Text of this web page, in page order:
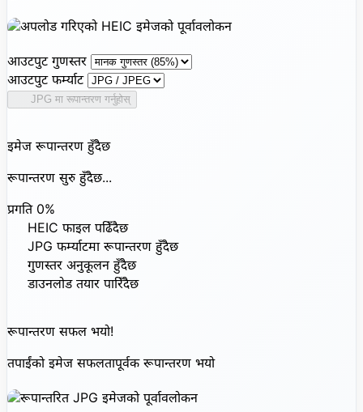
आउटपुट गुणस्तर
आउटपुट फर्म्याट
JPG मा रूपान्तरण गर्नुहोस्
इमेज रूपान्तरण हुँदैछ
रूपान्तरण सुरु हुँदैछ...
प्रगति 0%
HEIC फाइल पढिँदैछ
JPG फर्म्याटमा रूपान्तरण हुँदैछ
गुणस्तर अनुकूलन हुँदैछ
डाउनलोड तयार पारिँदैछ
रूपान्तरण सफल भयो!
तपाईंको इमेज सफलतापूर्वक रूपान्तरण भयो